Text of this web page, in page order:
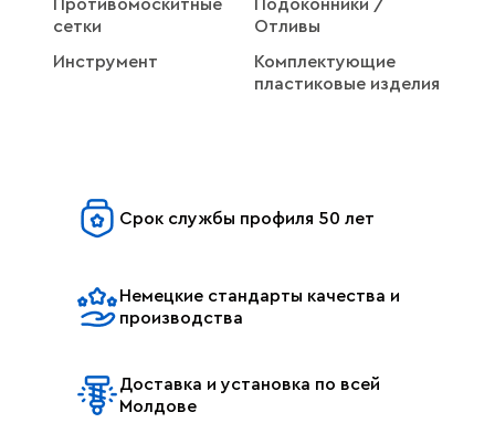
Противомоскитные
сетки
Подоконники /
Отливы
Инструмент
Комплектующие
пластиковые изделия
Срок службы профиля 50 лет
Немецкие стандарты качества и
производства
Доставка и установка по всей
Молдове